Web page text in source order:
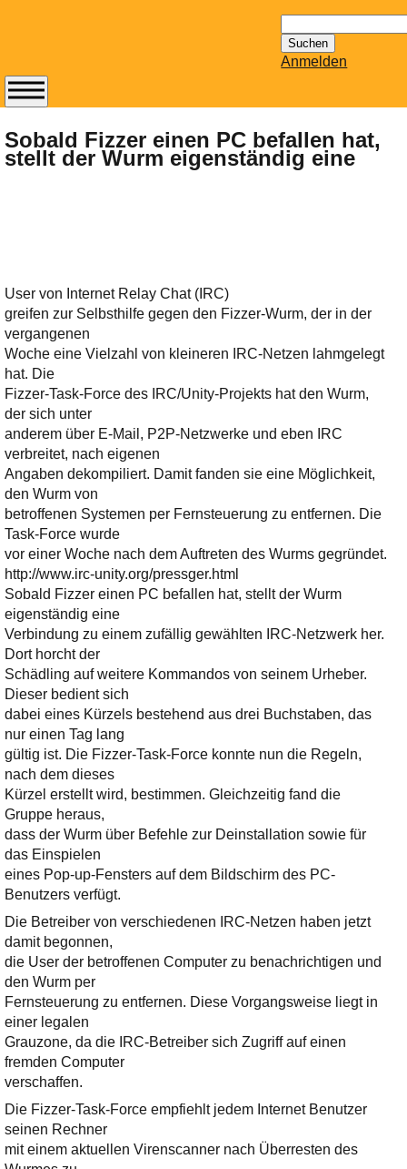
nach:
Anmelden
Sobald Fizzer einen PC befallen hat,
stellt der Wurm eigenständig eine
User von Internet Relay Chat (IRC)
greifen zur Selbsthilfe gegen den Fizzer-Wurm, der in der
vergangenen
Woche eine Vielzahl von kleineren IRC-Netzen lahmgelegt
hat. Die
Fizzer-Task-Force des IRC/Unity-Projekts hat den Wurm,
der sich unter
anderem über E-Mail, P2P-Netzwerke und eben IRC
verbreitet, nach eigenen
Angaben dekompiliert. Damit fanden sie eine Möglichkeit,
den Wurm von
betroffenen Systemen per Fernsteuerung zu entfernen. Die
Task-Force wurde
vor einer Woche nach dem Auftreten des Wurms gegründet.
http://www.irc-unity.org/pressger.html
Sobald Fizzer einen PC befallen hat, stellt der Wurm
eigenständig eine
Verbindung zu einem zufällig gewählten IRC-Netzwerk her.
Dort horcht der
Schädling auf weitere Kommandos von seinem Urheber.
Dieser bedient sich
dabei eines Kürzels bestehend aus drei Buchstaben, das
nur einen Tag lang
gültig ist. Die Fizzer-Task-Force konnte nun die Regeln,
nach dem dieses
Kürzel erstellt wird, bestimmen. Gleichzeitig fand die
Gruppe heraus,
dass der Wurm über Befehle zur Deinstallation sowie für
das Einspielen
eines Pop-up-Fensters auf dem Bildschirm des PC-
Benutzers verfügt.
Die Betreiber von verschiedenen IRC-Netzen haben jetzt
damit begonnen,
die User der betroffenen Computer zu benachrichtigen und
den Wurm per
Fernsteuerung zu entfernen. Diese Vorgangsweise liegt in
einer legalen
Grauzone, da die IRC-Betreiber sich Zugriff auf einen
fremden Computer
verschaffen.
Die Fizzer-Task-Force empfiehlt jedem Internet Benutzer
seinen Rechner
mit einem aktuellen Virenscanner nach Überresten des
Abonnieren Sie den
14-tägig
erscheinenden
bereithält!
Wie z.B. Outlook,
GMail, Thunderbird
oder auch
KuNoMail, usw.
Ihre E-Mail
Adresse:
E-Mail
E-Mail bestätigen